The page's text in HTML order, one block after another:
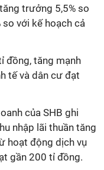
trưởng 5,5% so
với kế hoạch cả
đồng, tăng mạnh
tế và dân cư đạt
của SHB ghi
nhập lãi thuần tăng
hoạt động dịch vụ
gần 200 tỉ đồng.